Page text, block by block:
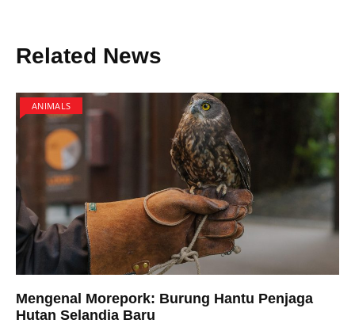
Related News
ANIMALS
Mengenal Morepork: Burung Hantu Penjaga
Hutan Selandia Baru